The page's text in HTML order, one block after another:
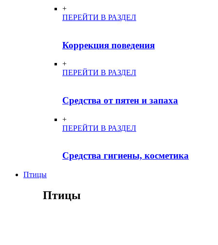
+
ПЕРЕЙТИ В РАЗДЕЛ
Коррекция поведения
+
ПЕРЕЙТИ В РАЗДЕЛ
Средства от пятен и запаха
+
ПЕРЕЙТИ В РАЗДЕЛ
Средства гигиены, косметика
Птицы
Птицы